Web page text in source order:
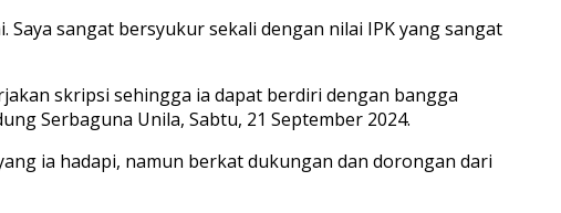
sangat bersyukur sekali dengan nilai IPK yang sangat
skripsi sehingga ia dapat berdiri dengan bangga
Serbaguna Unila, Sabtu, 21 September 2024.
ia hadapi, namun berkat dukungan dan dorongan dari